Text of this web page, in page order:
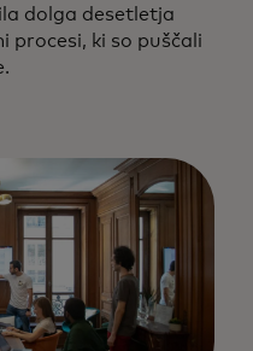
dolga desetletja
procesi, ki so puščali